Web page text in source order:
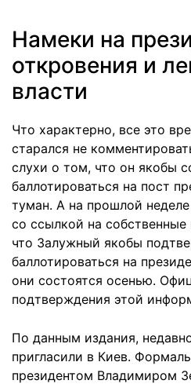
Намеки на
откровения и
власти
Что характерно, все это
старался не
слухи о том, что он якобы
баллотироваться на пост
туман. А на прошлой
со ссылкой на собственные
что Залужный якобы
баллотироваться на
они состоятся осенью.
подтверждения этой
По данным издания,
пригласили в Киев.
президентом Владимиром